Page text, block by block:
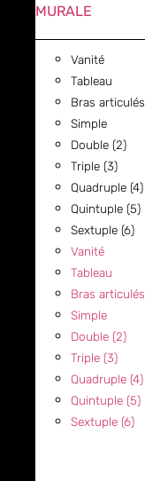
MURALE
Vanité
Tableau
Bras articulés
Simple
Double (2)
Triple (3)
Quadruple (4)
Quintuple (5)
Sextuple (6)
Vanité
Tableau
Bras articulés
Simple
Double (2)
Triple (3)
Quadruple (4)
Quintuple (5)
Sextuple (6)